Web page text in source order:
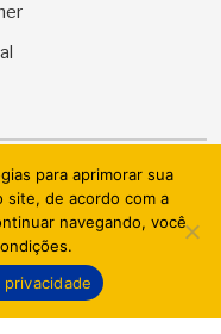
do Comércio. Todos os
LTDA
para aprimorar sua
site, de acordo com a
navegando, você